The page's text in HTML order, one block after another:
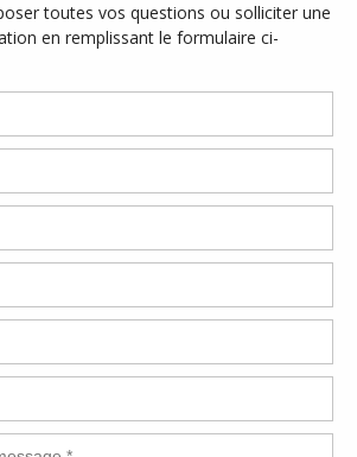
toutes vos questions ou solliciter une
en remplissant le formulaire ci-